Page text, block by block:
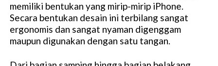
e
memiliki bentukan yang mirip-mirip iPhone.
Secara bentukan desain ini terbilang sangat
ergonomis dan sangat nyaman digenggam
maupun digunakan dengan satu tangan.